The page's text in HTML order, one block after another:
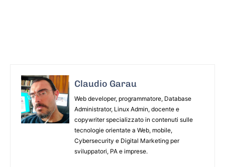
Claudio Garau
Web developer, programmatore, Database
Administrator, Linux Admin, docente e
copywriter specializzato in contenuti sulle
tecnologie orientate a Web, mobile,
Cybersecurity e Digital Marketing per
sviluppatori, PA e imprese.